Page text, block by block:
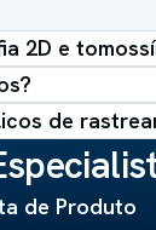
2D e
de
de Produto